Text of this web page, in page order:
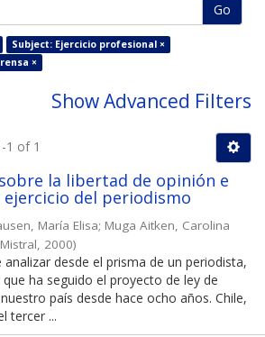
Go
Subject: Ejercicio profesional ×
×
Show Advanced Filters
1 of 1
la libertad de opinión e
del periodismo
María Elisa; Muga Aitken, Carolina
, 2000)
desde el prisma de un periodista,
ha seguido el proyecto de ley de
país desde hace ocho años. Chile,
tercer ...